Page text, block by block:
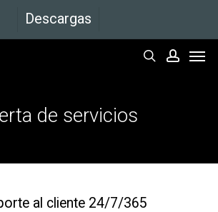
Descargas
de servicios
al cliente 24/7/365